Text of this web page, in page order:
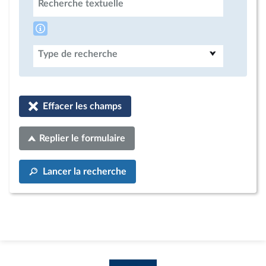
Recherche textuelle
Type de recherche
Effacer les champs
Replier le formulaire
Lancer la recherche